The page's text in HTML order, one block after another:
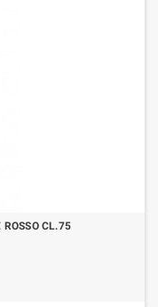
ROSSO CL.75